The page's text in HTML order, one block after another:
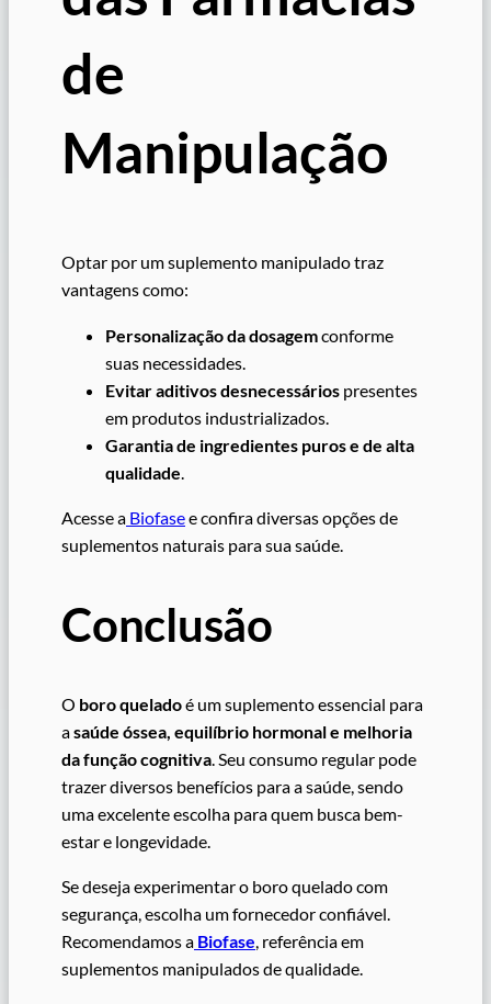
de
Manipulação
Optar por um suplemento manipulado traz
vantagens como:
Personalização da dosagemconforme
suas necessidades.
Evitar aditivos desnecessários presentes
em produtos industrializados.
Garantia de ingredientes puros e de alta
qualidade
Acesse a Biofasee confira diversas opções de
suplementos naturais para sua saúde.
Conclusão
O boro queladoé um suplemento essencial para
asaúde óssea, equilíbrio hormonal e melhoria
da função cognitiva . Seu consumo regular pode
trazer diversos benefícios para a saúde, sendo
uma excelente escolha para quem busca bem-
estar e longevidade.
Se deseja experimentar o boro quelado com
segurança, escolha um fornecedor confiável.
Recomendamos a Biofase , referência em
suplementos manipulados de qualidade.